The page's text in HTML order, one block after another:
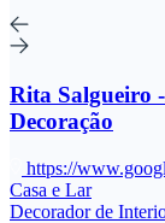
Rita Salgueiro
Decoração
https://
Casa e Lar
Decorador de